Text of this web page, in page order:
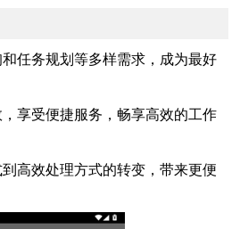
任务规划等多样需求，成为最好
享受便捷服务，畅享高效的工作
高效处理方式的转变，带来更便